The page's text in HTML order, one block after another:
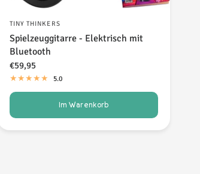
TINY THINKERS
Spielzeuggitarre - Elektrisch mit
Bluetooth
€59,95
5.0
Im Warenkorb